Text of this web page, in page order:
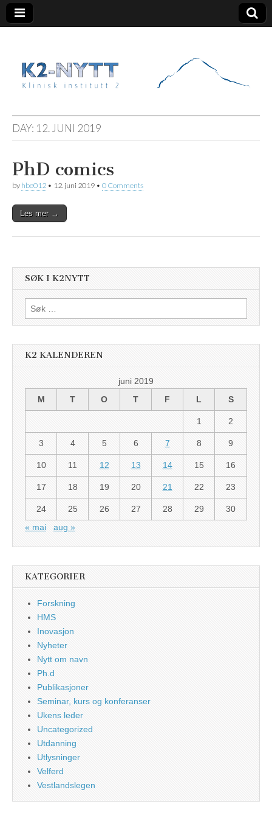
K2 Nytt
DAY: 12. JUNI 2019
PhD comics
by hbe012 • 12. juni 2019 • 0 Comments
Les mer →
SØK I K2NYTT
Søk
etter:
K2 KALENDEREN
juni 2019
M
T O T F L S
1 2
3 4 5 6 7 8 9
10 11 12 13 14 15 16
17 18 19 20 21 22 23
24 25 26 27 28 29
30
« mai
aug »
KATEGORIER
Forskning
HMS
Inovasjon
Nyheter
Nytt om navn
Ph.d
Publikasjoner
Seminar, kurs og konferanser
Ukens leder
Uncategorized
Utdanning
Utlysninger
Velferd
Vestlandslegen